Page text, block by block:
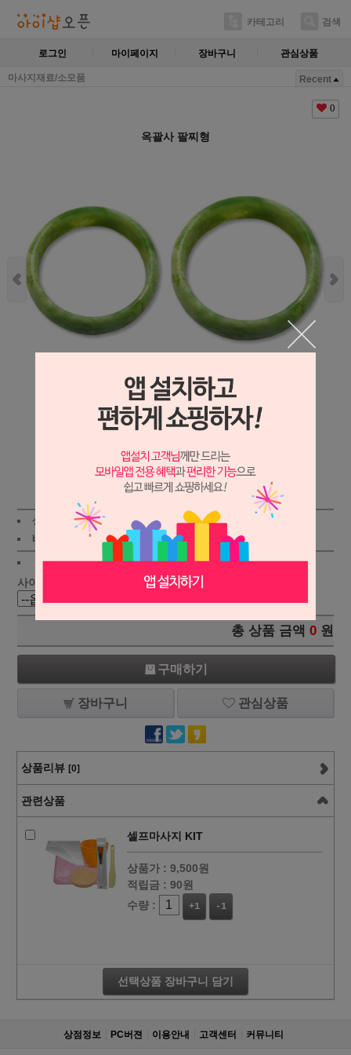
카테고리 검색
로그인 마이페이지 장바구니 관심상품
마사지재료/소모품 Recent
0
옥괄사 팔찌형
상세보기
상품가 : 33,000원 적립금:200원
배송비 : (조건) 지역별
사이즈 :
총 상품 금액 0 원
구매하기
장바구니 관심상품
상품리뷰 [0]
관련상품
셀프마사지 KIT
상품가 : 9,500원
적립금 : 90원
수량 :
+1 -1
선택상품 장바구니 담기
상점정보 PC버젼 이용안내 고객센터 커뮤니티